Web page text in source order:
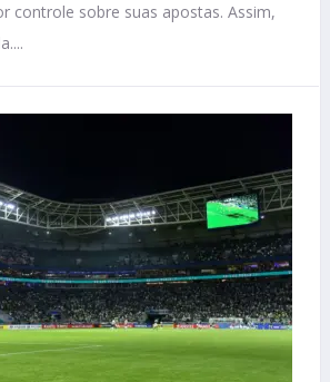
controle sobre suas apostas. Assim,